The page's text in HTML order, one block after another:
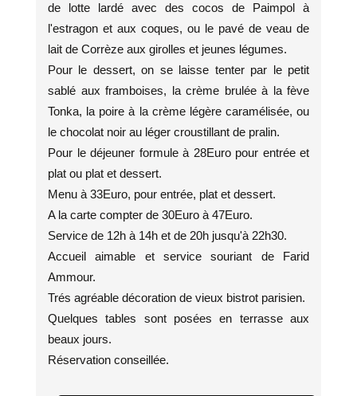
de lotte lardé avec des cocos de Paimpol à
l'estragon et aux coques, ou le pavé de veau de
lait de Corrèze aux girolles et jeunes légumes.
Pour le dessert, on se laisse tenter par le petit
sablé aux framboises, la crème brulée à la fève
Tonka, la poire à la crème légère caramélisée, ou
le chocolat noir au léger croustillant de pralin.
Pour le déjeuner formule à 28Euro pour entrée et
plat ou plat et dessert.
Menu à 33Euro, pour entrée, plat et dessert.
A la carte compter de 30Euro à 47Euro.
Service de 12h à 14h et de 20h jusqu'à 22h30.
Accueil aimable et service souriant de Farid
Ammour.
Trés agréable décoration de vieux bistrot parisien.
Quelques tables sont posées en terrasse aux
beaux jours.
Réservation conseillée.